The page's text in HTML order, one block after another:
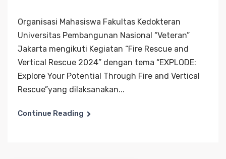
Organisasi Mahasiswa Fakultas Kedokteran
Universitas Pembangunan Nasional “Veteran”
Jakarta mengikuti Kegiatan “Fire Rescue and
Vertical Rescue 2024” dengan tema “EXPLODE:
Explore Your Potential Through Fire and Vertical
Rescue”yang dilaksanakan...
Continue Reading